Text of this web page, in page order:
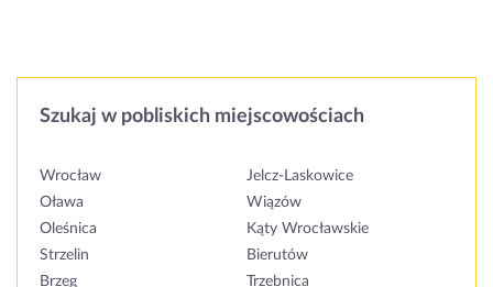
Szukaj w pobliskich miejscowościach
Wrocław
Jelcz-Laskowice
Oława
Wiązów
Oleśnica
Kąty Wrocławskie
Strzelin
Bierutów
Brzeg
Trzebnica